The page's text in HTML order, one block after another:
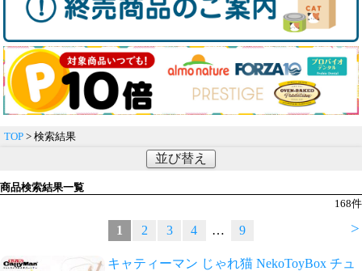
TOP > 検索結果
並び替え
商品検索結果一覧
168件
>
1 2 3 4 … 9
キャティーマン じゃれ猫 NekoToyBox チュ